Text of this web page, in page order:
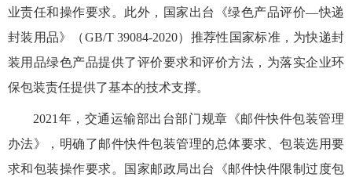
业责任和操作要求。此外，国家出台《绿色产品评价―快递
封装用品》（GB/T 39084-2020）推荐性国家标准，为快递封
装用品绿色产品提供了评价要求和评价方法，为落实企业环
保包装责任提供了基本的技术支撑。
2021年，交通运输部出台部门规章《邮件快件包装管理
办法》，明确了邮件快件包装管理的总体要求、包装选用要
求和包装操作要求。国家邮政局出台《邮件快件限制过度包